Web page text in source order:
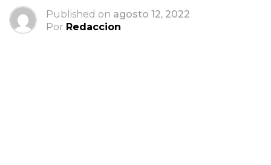
Published on agosto 12, 2022
Por Redaccion